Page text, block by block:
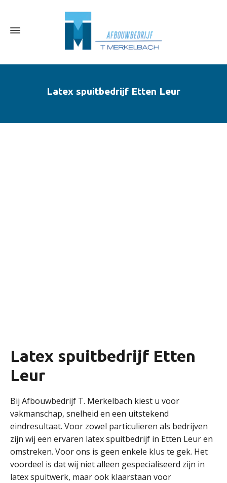
Latex spuitbedrijf Etten Leur
Latex spuitbedrijf Etten
Leur
Bij Afbouwbedrijf T. Merkelbach kiest u voor
vakmanschap, snelheid en een uitstekend
eindresultaat. Voor zowel particulieren als bedrijven
zijn wij een ervaren latex spuitbedrijf in Etten Leur en
omstreken. Voor ons is geen enkele klus te gek. Het
voordeel is dat wij niet alleen gespecialiseerd zijn in
latex spuitwerk, maar ook klaarstaan voor